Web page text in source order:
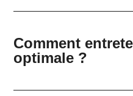
Comment
optimale ?